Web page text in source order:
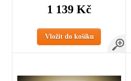
1 139 Kč
Vložit do košíku